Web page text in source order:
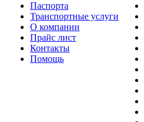
Паспорта
Транспортные услуги
О компании
Прайс лист
Контакты
Помощь